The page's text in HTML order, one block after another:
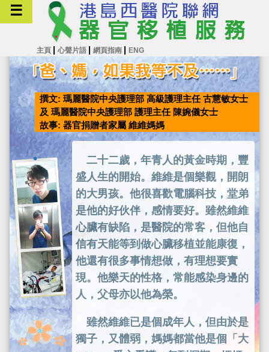
☰
主頁 | 心聲片語 | 網頁指南 | ENG
撰文: 瑪麗醫院中央護理部 高級護理主任 古慧敏女士
及 瑪麗醫院中央護理部 護理主任 陳婉儀女士
故事: 器官捐贈者家屬 維維媽媽
二十二歲，年青人的黃金時期，豐
盛人生的開始。維維是個樂觀，開朗
的大男孩。他很喜歡電腦科技，堂弟
是他的好伙伴，感情要好。雖然維維
心臟有缺陷，是醫院的常客，但他自
信有天能等到做心臟移植並能康復，
他還有很多事情想做，有理想要實
現。他樂天的性格，常能感染身邊的
人，父母亦以他為榮。
雖然維維已是個成年人，但由於是
獨子，又體弱，媽媽都當他是個「大